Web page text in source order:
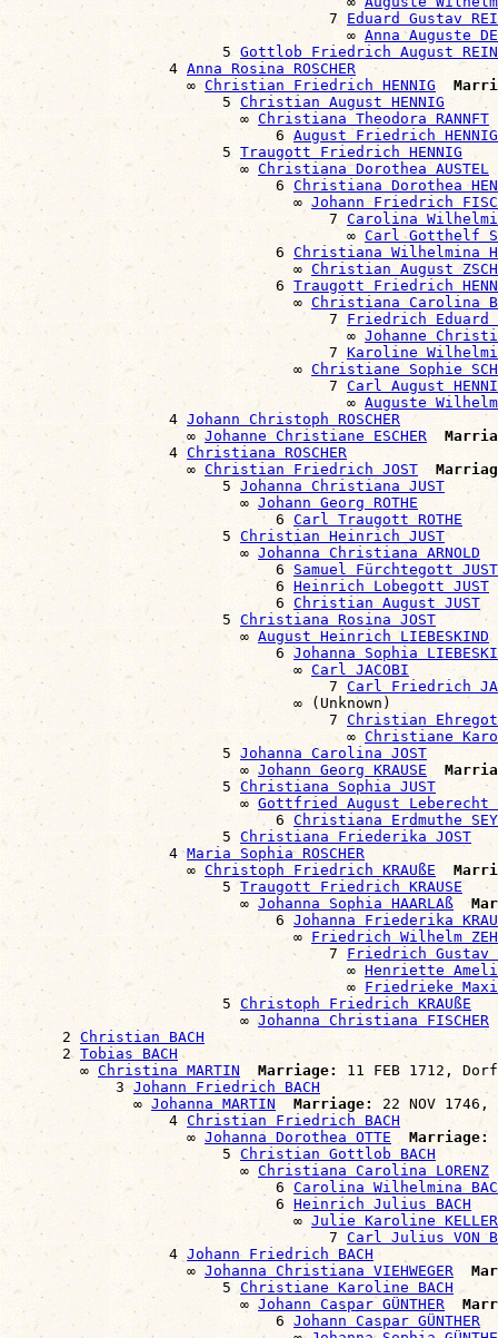
                                    7
Eduard Gustav
                                      ∞
Anna Auguste
                        5
Gottlob Friedrich August
                  4
Anna Rosina ROSCHER
                    ∞
Christian Friedrich HENNIG
                        5
Christian August HENNIG
                          ∞
Christiana Theodora RANNFT
                              6
August Friedrich HENNIG
                        5
Traugott Friedrich HENNIG
                          ∞
Christiana Dorothea AUSTEL
                              6
Christiana Dorothea
                                ∞
Johann Friedrich
                                    7
Carolina
                                      ∞
Carl Gotthelf
                              6
Christiana Wilhelmina
                                ∞
Christian August
                              6
Traugott Friedrich
                                ∞
Christiana Carolina
                                    7
Friedrich Eduard
                                      ∞
Johanne
                                    7
Karoline
                                ∞
Christiane Sophie
                                    7
Carl August
                                      ∞
Auguste
                  4
Johann Christoph ROSCHER
                    ∞
Johanne Christiane ESCHER
                  4
Christiana ROSCHER
                    ∞
Christian Friedrich JOST
                        5
Johanna Christiana JUST
                          ∞
Johann Georg ROTHE
                              6
Carl Traugott ROTHE
                        5
Christian Heinrich JUST
                          ∞
Johanna Christiana ARNOLD
                              6
Samuel Fürchtegott JUST
                              6
Heinrich Lobegott JUST
                              6
Christian August JUST
                        5
Christiana Rosina JOST
                          ∞
August Heinrich LIEBESKIND
                              6
Johanna Sophia
                                ∞
Carl JACOBI
                                    7
Carl Friedrich
                                ∞ (Unknown)
                                    7
Christian Ehregott
                                      ∞
Christiane
                        5
Johanna Carolina JOST
                          ∞
Johann Georg KRAUSE
                        5
Christiana Sophia JUST
                          ∞
Gottfried August Leberecht
                              6
Christiana Erdmuthe
                        5
Christiana Friederika JOST
                  4
Maria Sophia ROSCHER
                    ∞
Christoph Friedrich KRAUßE
                        5
Traugott Friedrich KRAUSE
                          ∞
Johanna Sophia HAARLAß
                              6
Johanna Friederika
                                ∞
Friedrich Wilhelm ZEH
                                    7
Friedrich Gustav
                                      ∞
Henriette Amelie
                                      ∞
Friedrieke
                        5
Christoph Friedrich KRAUßE
                          ∞
Johanna Christiana FISCHER
      2
Christian BACH
      2
Tobias BACH
        ∞
Christina MARTIN Marriage:
11 FEB 1712,
            3
Johann Friedrich BACH
              ∞
Johanna MARTIN Marriage:
22 NOV
                  4
Christian Friedrich BACH
                    ∞
Johanna Dorothea OTTE Marriage:
                        5
Christian Gottlob BACH
                          ∞
Christiana Carolina LORENZ
                              6
Carolina Wilhelmina
                              6
Heinrich Julius BACH
                                ∞
Julie Karoline KELLER
                                    7
Carl Julius VON
                  4
Johann Friedrich BACH
                    ∞
Johanna Christiana VIEHWEGER
                        5
Christiane Karoline BACH
                          ∞
Johann Caspar GÜNTHER
                              6
Johann Caspar GÜNTHER